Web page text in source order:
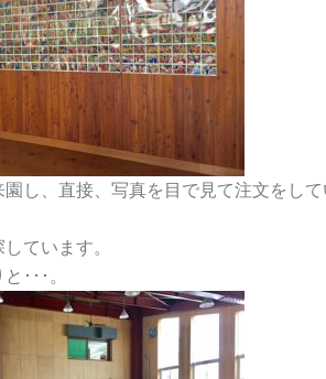
し、直接、写真を目で見て注文をし
ています。
･･･。